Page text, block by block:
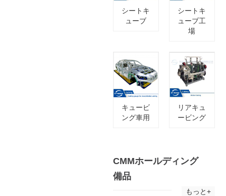
シートキ
ューブ
シートキ
ューブ工
場
キュービ
ング車用
リアキュ
ービング
CMMホールディング
備品
もっと+